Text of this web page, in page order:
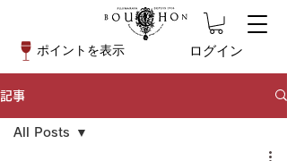
ポイントを表示 ログイン
記事
All Posts